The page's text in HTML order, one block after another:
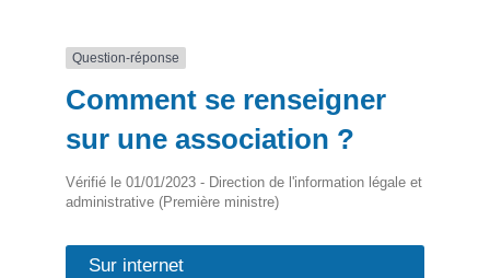
Question-réponse
Comment se renseigner
sur une association ?
Vérifié le 01/01/2023 - Direction de l'information légale et
administrative (Première ministre)
Sur internet